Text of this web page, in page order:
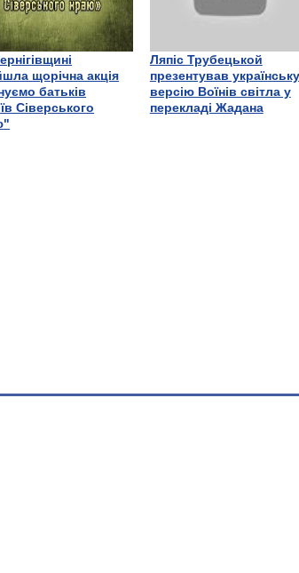
щорічна акція
батьків
Сіверського
Ляпіс Трубецькой
презентував українську
версію Воїнів світла у
перекладі Жадана